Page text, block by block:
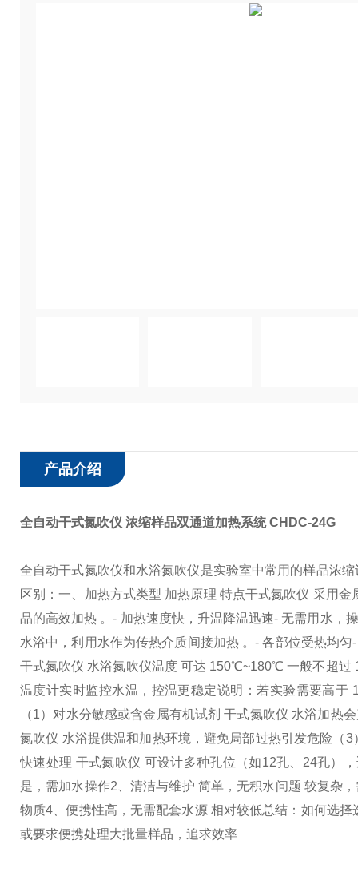
产品介绍
全自动干式氮吹仪 浓缩样品双通道加热系统CHDC-24G
全自动干式氮吹仪和水浴氮吹仪是实验室中常用的样品浓
区别：一、加热方式类型 加热原理 特点干式氮吹仪 采用金
品的高效加热 。- 加热速度快，升温降温迅速- 无需用水，
水浴中，利用水作为传热介质间接加热 。- 各部位受热均匀
干式氮吹仪 水浴氮吹仪温度 可达 150℃~180℃ 一般不超过
温度计实时监控水温，控温更稳定说明：若实验需要高于
（1）对水分敏感或含金属有机试剂 干式氮吹仪 水浴加热
氮吹仪 水浴提供温和加热环境，避免局部过热引发危险 （
快速处理 干式氮吹仪 可设计多种孔位（如12孔、24孔）
是，需加水操作2、清洁与维护 简单，无积水问题 较复杂
物质4、便携性高，无需配套水源 相对较低总结：如何选择
或要求便携处理大批量样品，追求效率